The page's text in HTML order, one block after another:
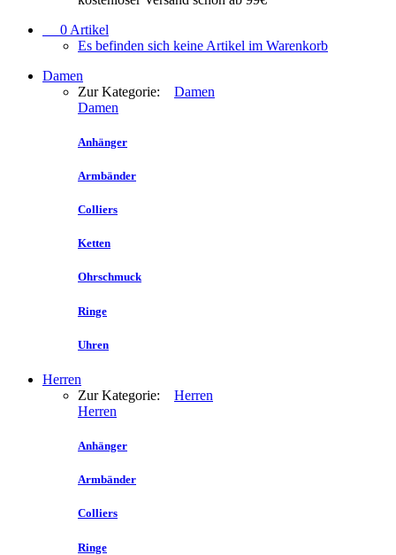
0 Artikel
Es befinden sich keine Artikel im Warenkorb
Damen
Zur Kategorie: Damen
Damen
Anhänger
Armbänder
Colliers
Ketten
Ohrschmuck
Ringe
Uhren
Herren
Zur Kategorie: Herren
Herren
Anhänger
Armbänder
Colliers
Ringe